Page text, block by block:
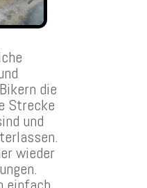
die
Strecke
und
wieder